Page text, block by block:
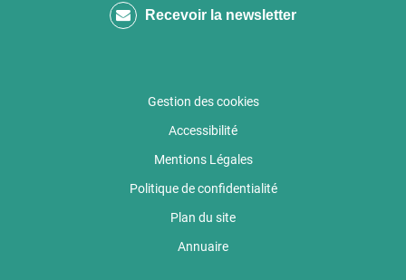
Facebook
Youtube
calaméo
Recevoir la newsletter
Gestion des cookies
Accessibilité
Mentions Légales
Politique de confidentialité
Plan du site
Annuaire